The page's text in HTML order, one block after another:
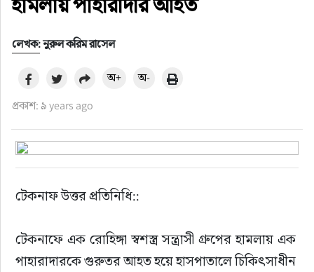
লেখক: নুরুল করিম রাসেল
প্রকাশ: ৯ years ago
অ+ অ-
টেকনাফ উত্তর প্রতিনিধি::
টেকনাফে এক রোহিঙ্গা স্বশস্ত্র সন্ত্রাসী গ্রুপের হামলায় এক
পাহারাদারকে গুরুতর আহত হয়ে হাসপাতালে চিকিৎসাধীন